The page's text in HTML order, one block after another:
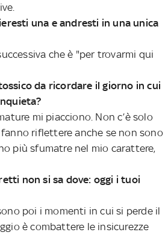
una e andresti in una unica
che è "per trovarmi qui
da ricordare il giorno in cui
mi piacciono. Non c’è solo
riflettere anche se non sono
più sfumatre nel mio carattere,
non si sa dove: oggi i tuoi
poi i momenti in cui si perde il
è combattere le insicurezze